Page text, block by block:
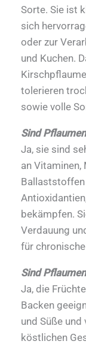
Sorte. Sie ist
sich
oder zur
und Kuchen.
tolerieren
sowie volle
Sind
Ja, sie sind
an
bekämpfen.
Verdauung
für
Sind
Ja, die
Backen
und Süße und
köstlichen